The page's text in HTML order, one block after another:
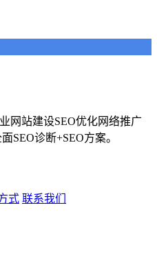
网站建设SEO优化网络推广
SEO诊断+SEO方案。
式 联系我们